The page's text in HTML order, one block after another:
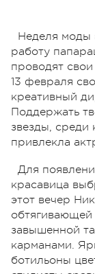
Неделя моды
работу
проводят
13 февраля
креативный
Поддержать
звезды, среди
привлекла
Для
красавица
этот вечер
завышенной
карманами.
ботильоны